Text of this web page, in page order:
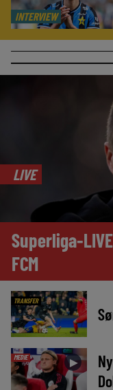
INTERVIEW
LIVE
Superliga-
FCM
TRANSFER
MEDIE ►